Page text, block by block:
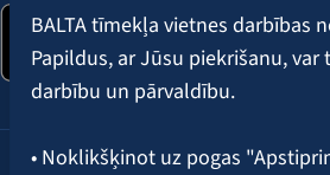
BALTA tīmekļa vietnes darbības
Papildus, ar Jūsu piekrišanu,
darbību un pārvaldību.
• Noklikšķinot uz pogas